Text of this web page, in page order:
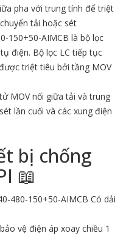
pha với trung tính để triệt
tải hoặc sét
150+50-AIMCB là bộ lọc
điện. Bộ lọc LC tiếp tục
triệt tiêu bởi tầng MOV
MOV nối giữa tải và trung
lần cuối và các xung điện
bị chống
📖
480-150+50-AIMCB Có dải
vệ điện áp xoay chiều 1